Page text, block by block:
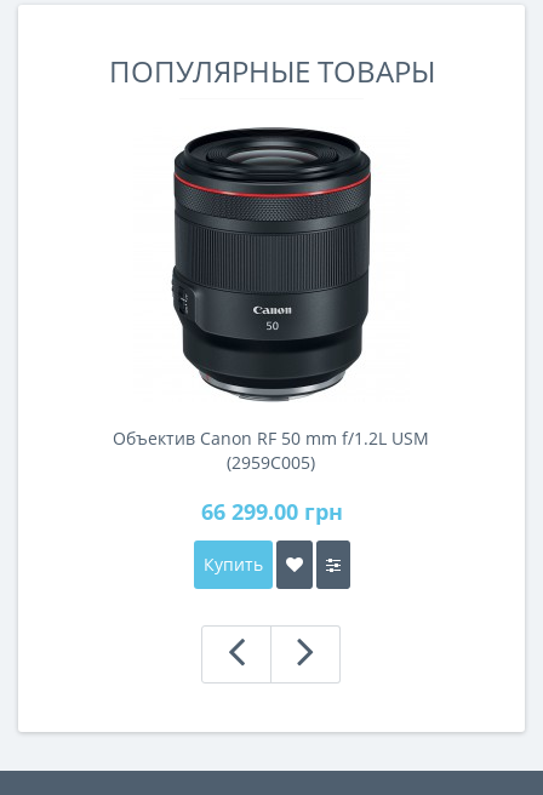
ПОПУЛЯРНЫЕ ТОВАРЫ
Объектив Canon RF 50 mm f/1.2L USM
(2959C005)
66 299.00 грн
Купить